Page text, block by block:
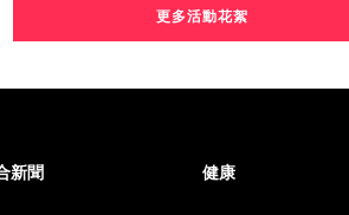
更多活動花絮
新聞 健康